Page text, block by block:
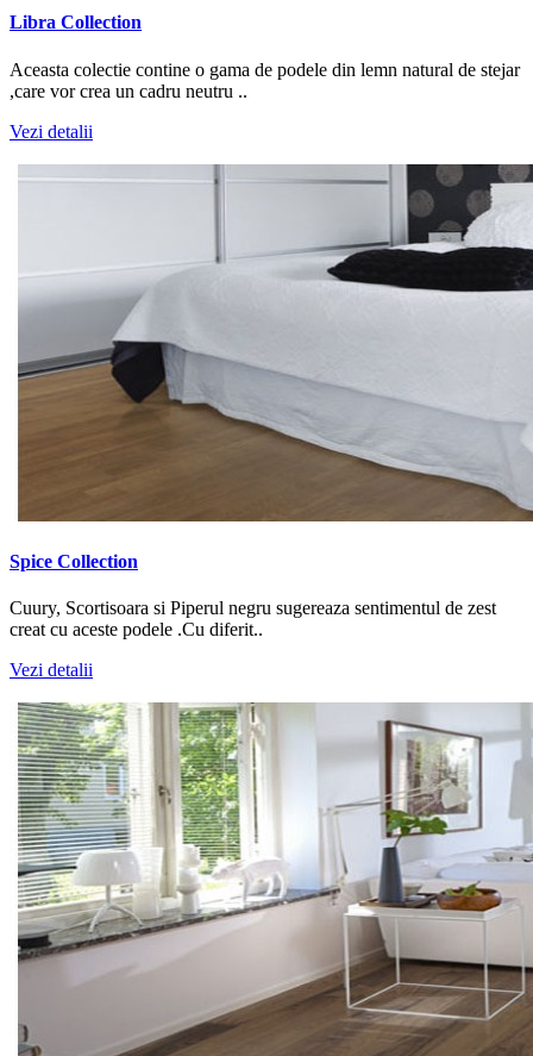
Libra Collection
Aceasta colectie contine o gama de podele din lemn natural de stejar
,care vor crea un cadru neutru ..
Vezi detalii
Spice Collection
Cuury, Scortisoara si Piperul negru sugereaza sentimentul de zest
creat cu aceste podele .Cu diferit..
Vezi detalii